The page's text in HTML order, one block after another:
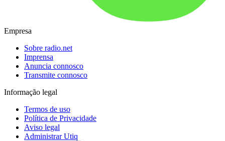
Empresa
Sobre radio.net
Imprensa
Anuncia connosco
Transmite connosco
Informação legal
Termos de uso
Política de Privacidade
Aviso legal
Administrar Utiq